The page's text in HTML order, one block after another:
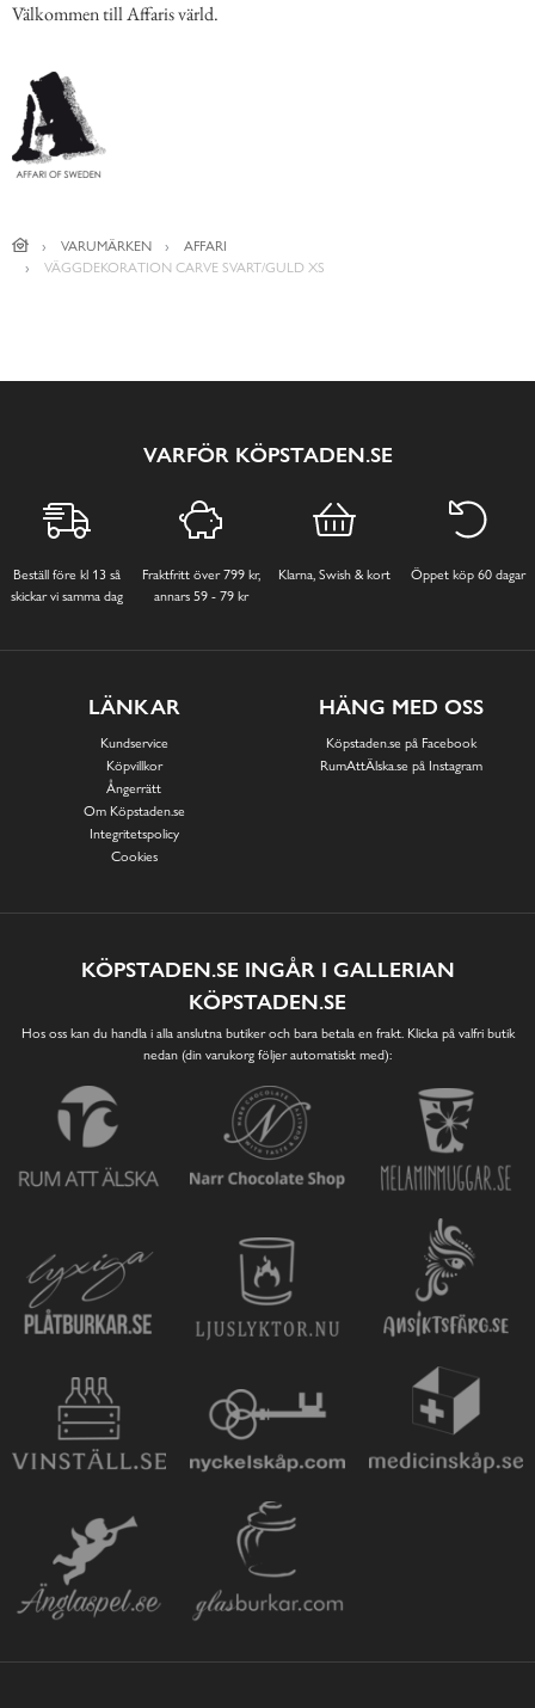
Välkommen till Affaris värld.
VARUMÄRKEN
AFFARI
VÄGGDEKORATION CARVE SVART/GULD XS
VARFÖR KÖPSTADEN.SE
Beställ före kl 13 så
skickar vi samma dag
Fraktfritt över 799 kr,
annars 59 - 79 kr
Klarna, Swish & kort Öppet köp 60 dagar
LÄNKAR
Kundservice
Köpvillkor
Ångerrätt
Om Köpstaden.se
Integritetspolicy
Cookies
HÄNG MED OSS
Köpstaden.se på Facebook
RumAttÄlska.se på Instagram
KÖPSTADEN.SE INGÅR I GALLERIAN
KÖPSTADEN.SE
Hos oss kan du handla i alla anslutna butiker och bara betala en frakt. Klicka på valfri butik
nedan (din varukorg följer automatiskt med):